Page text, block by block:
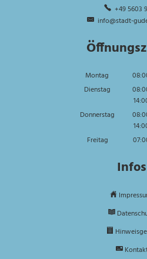
+49 5603
info@stadt-
Montag
Dienstag
Donnerstag
Freitag
Infos